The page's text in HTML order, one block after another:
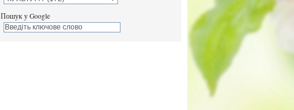
Пошук у Google